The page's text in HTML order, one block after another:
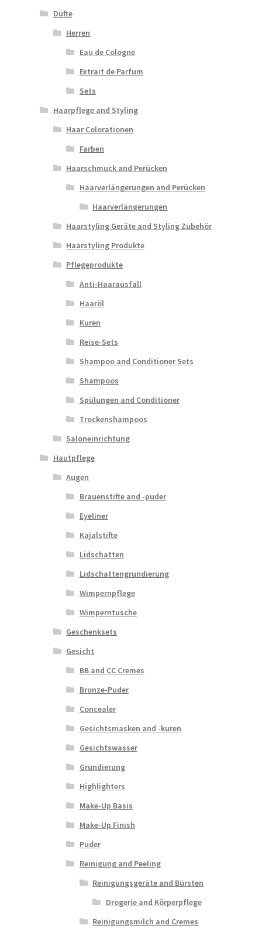
Düfte
Herren
Eau de Cologne
Extrait de Parfum
Sets
Haarpflege and Styling
Haar Colorationen
Farben
Haarschmuck and Perücken
Haarverlängerungen and Perücken
Haarverlängerungen
Haarstyling Geräte and Styling Zubehör
Haarstyling Produkte
Pflegeprodukte
Anti-Haarausfall
Haaröl
Kuren
Reise-Sets
Shampoo and Conditioner Sets
Shampoos
Spülungen and Conditioner
Trockenshampoos
Saloneinrichtung
Hautpflege
Augen
Brauenstifte and -puder
Eyeliner
Kajalstifte
Lidschatten
Lidschattengrundierung
Wimpernpflege
Wimperntusche
Geschenksets
Gesicht
BB and CC Cremes
Bronze-Puder
Concealer
Gesichtsmasken and -kuren
Gesichtswasser
Grundierung
Highlighters
Make-Up Basis
Make-Up Finish
Puder
Reinigung and Peeling
Reinigungsgeräte and Bürsten
Drogerie and Körperpflege
Reinigungsmilch and Cremes